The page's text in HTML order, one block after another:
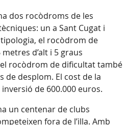
dos rocòdroms de les
un a Sant Cugat i
tipologia, el rocòdrom de
d’alt i 5 graus
el rocòdrom de dificultat també
de desplom. El cost de la
de 600.000 euros.
un centenar de clubs
fora de l’illa. Amb